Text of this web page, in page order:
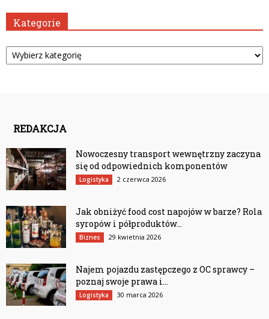
Kategorie
Kategorie
REDAKCJA
Nowoczesny transport wewnętrzny zaczyna
się od odpowiednich komponentów
Logistyka 2 czerwca 2026
Jak obniżyć food cost napojów w barze? Rola
syropów i półproduktów...
Biznes 29 kwietnia 2026
Najem pojazdu zastępczego z OC sprawcy –
poznaj swoje prawa i...
Logistyka 30 marca 2026